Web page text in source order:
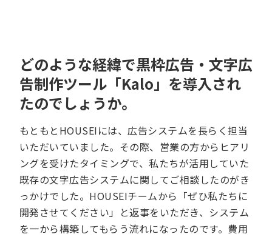
どのような経緯で黒枠広告・文字広
告制作ツール「Kalo」を導入され
たのでしょうか。
もともとHOUSEIには、広告システムを長らく担当
いただいていました。その際、営業の方からヒアリ
ングを受けたタイミングで、私たちが活用していた
既存の文字広告システムに関してご相談したのがき
っかけでした。HOUSEIチームから「ぜひ私たちに
開発させてください」と返事をいただき、システム
を一から構築してもらう流れになったのです。費用